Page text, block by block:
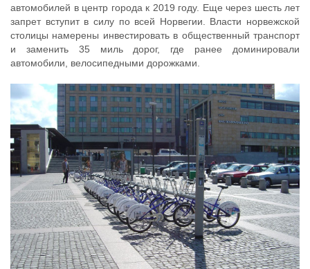
автомобилей в центр города к 2019 году. Еще через шесть лет
запрет вступит в силу по всей Норвегии. Власти норвежской
столицы намерены инвестировать в общественный транспорт
и заменить 35 миль дорог, где ранее доминировали
автомобили, велосипедными дорожками.